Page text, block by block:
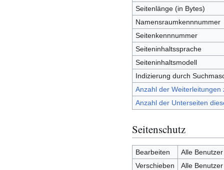
Seitenlänge (in Bytes)
Namensraumkennnummer
Seitenkennnummer
Seiteninhaltssprache
Seiteninhaltsmodell
Indizierung durch
Anzahl der Weiterleitungen
Anzahl der Unterseiten
Seitenschutz
Bearbeiten
Alle
Verschieben
Alle